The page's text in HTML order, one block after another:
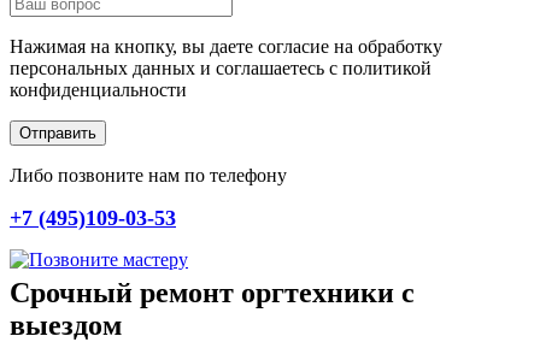
Нажимая на кнопку, вы даете согласие на обработку
персональных данных и соглашаетесь c политикой
конфиденциальности
Отправить
Либо позвоните нам по телефону
+7 (495)109-03-53
Срочный ремонт оргтехники с
выездом